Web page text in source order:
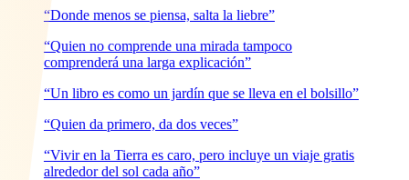
“Donde menos se piensa, salta la liebre”
“Quien no comprende una mirada tampoco
comprenderá una larga explicación”
“Un libro es como un jardín que se lleva en el bolsillo”
“Quien da primero, da dos veces”
“Vivir en la Tierra es caro, pero incluye un viaje gratis
alrededor del sol cada año”